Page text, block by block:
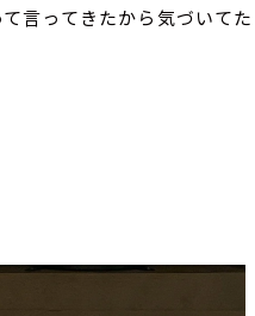
て言ってきたから気づいてた